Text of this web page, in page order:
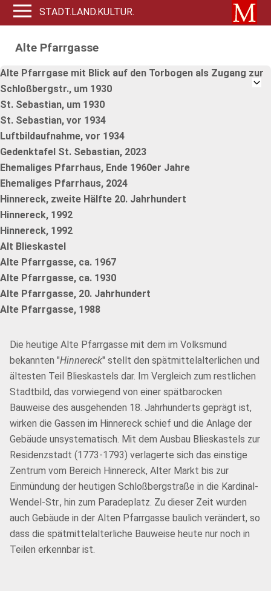
STADT.LAND.KULTUR.
Alte Pfarrgasse
Alte Pfarrgase mit Blick auf den Torbogen als Zugang zur
Schloßbergstr., um 1930
St. Sebastian, um 1930
St. Sebastian, vor 1934
Luftbildaufnahme, vor 1934
Gedenktafel St. Sebastian, 2023
Ehemaliges Pfarrhaus, Ende 1960er Jahre
Ehemaliges Pfarrhaus, 2024
Hinnereck, zweite Hälfte 20. Jahrhundert
Hinnereck, 1992
Hinnereck, 1992
Alt Blieskastel
Alte Pfarrgasse, ca. 1967
Alte Pfarrgasse, ca. 1930
Alte Pfarrgasse, 20. Jahrhundert
Alte Pfarrgasse, 1988
Die heutige Alte Pfarrgasse mit dem im Volksmund
bekannten "Hinnereck" stellt den spätmittelalterlichen und
ältesten Teil Blieskastels dar. Im Vergleich zum restlichen
Stadtbild, das vorwiegend von einer spätbarocken
Bauweise des ausgehenden 18. Jahrhunderts geprägt ist,
wirken die Gassen im Hinnereck schief und die Anlage der
Gebäude unsystematisch. Mit dem Ausbau Blieskastels zur
Residenzstadt (1773-1793) verlagerte sich das einstige
Zentrum vom Bereich Hinnereck, Alter Markt bis zur
Einmündung der heutigen Schloßbergstraße in die Kardinal-
Wendel-Str., hin zum Paradeplatz. Zu dieser Zeit wurden
auch Gebäude in der Alten Pfarrgasse baulich verändert, so
dass die spätmittelalterliche Bauweise heute nur noch in
Teilen erkennbar ist.